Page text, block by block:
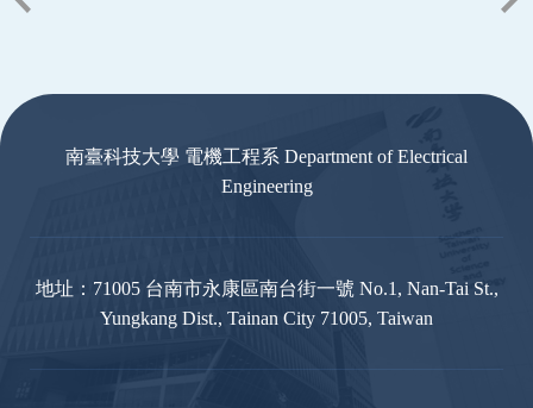
南臺科技大學 電機工程系 Department of Electrical
Engineering
地址：71005 台南市永康區南台街一號 No.1, Nan-Tai St.,
Yungkang Dist., Tainan City 71005, Taiwan